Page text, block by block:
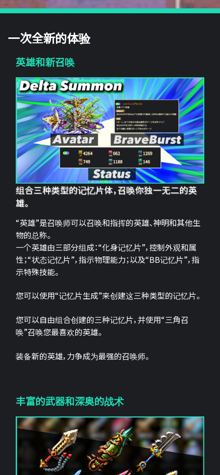
一次全新的体验
英雄和新召唤
组合三种类型的记忆片体，召唤你独一无二的英
雄。
“英雄”是召唤师可以召唤和指挥的英雄、神明和其他生
物的总称。
一个英雄由三部分组成：“化身记忆片”，控制外观和属
性；“状态记忆片”，指示物理能力；以及“BB记忆片”，指
示特殊技能。
您可以使用“记忆片生成”来创建这三种类型的记忆片。
您可以自由组合创建的三种记忆片，并使用“三角召
唤”召唤您最喜欢的英雄。
装备新的英雄，力争成为最强的召唤师。
丰富的武器和深奥的战术